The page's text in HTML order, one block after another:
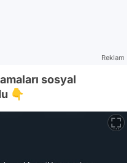
Reklam
sosyal
👇